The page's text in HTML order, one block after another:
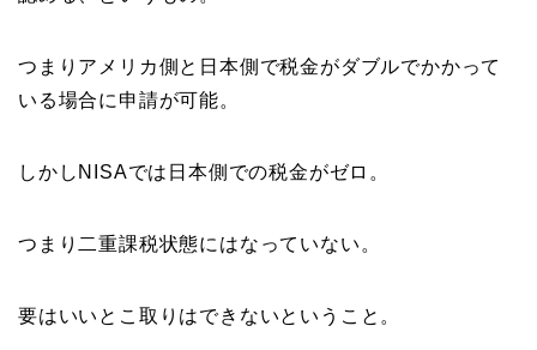
つまりアメリカ側と日本側で税金がダブルでかかって
いる場合に申請が可能。
しかしNISAでは日本側での税金がゼロ。
つまり二重課税状態にはなっていない。
要はいいとこ取りはできないということ。